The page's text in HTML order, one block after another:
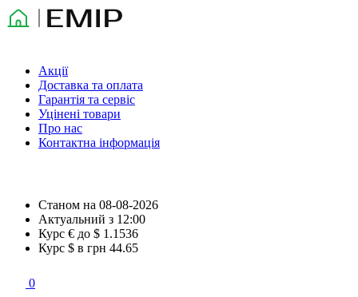
Акції
Доставка та оплата
Гарантія та сервіс
Уцінені товари
Про нас
Контактна інформація
Станом на 08-08-2026
Актуальний з 12:00
Курс € до $ 1.1536
Курс $ в грн 44.65
0